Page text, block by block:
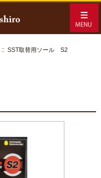
:: SST取替用ソール S2